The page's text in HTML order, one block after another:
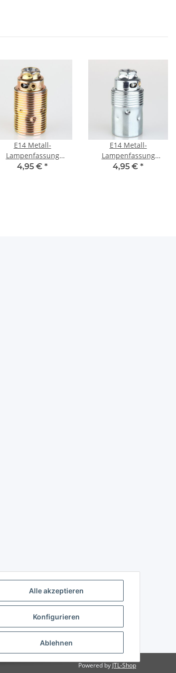
Alle akzeptieren
Konfigurieren
Ablehnen
E14 Metall-
Lampenfassung
Premium vermessingt
4,95 € *
E14 Metall-
Lampenfassung
Premium verchromt
4,95 € *
Powered by JTL-Shop